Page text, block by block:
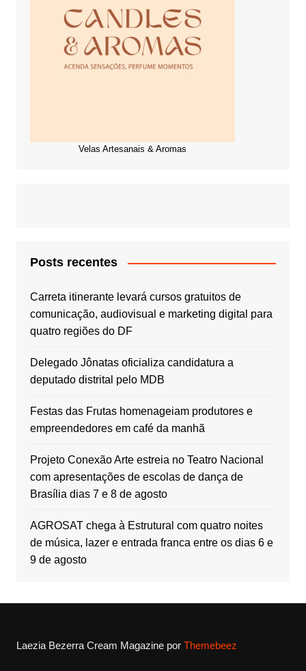
Velas Artesanais & Aromas
Posts recentes
Carreta itinerante levará cursos gratuitos de
comunicação, audiovisual e marketing digital para
quatro regiões do DF
Delegado Jônatas oficializa candidatura a
deputado distrital pelo MDB
Festas das Frutas homenageiam produtores e
empreendedores em café da manhã
Projeto Conexão Arte estreia no Teatro Nacional
com apresentações de escolas de dança de
Brasília dias 7 e 8 de agosto
AGROSAT chega à Estrutural com quatro noites
de música, lazer e entrada franca entre os dias 6 e
9 de agosto
Laezia BezerraCream Magazine por Themebeez